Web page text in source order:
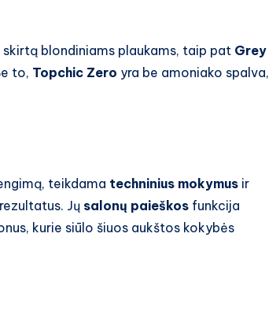
skirtą blondiniams plaukams, taip pat Grey
to, Topchic Zero yra be amoniako spalva,
teikdama techninius mokymus ir
Jų salonų paieškos funkcija
kurie siūlo šiuos aukštos kokybės